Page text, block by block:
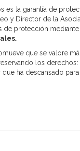
es la garantía de
y Director de la
de protección mediante
que se valore
los
ha descansado